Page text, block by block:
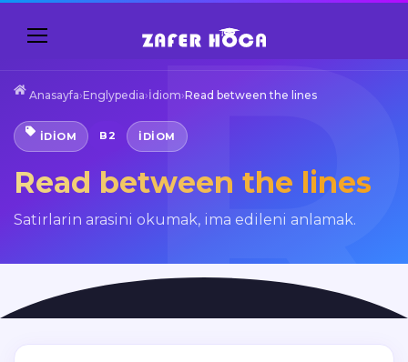
Anasayfa›Englypedia›İdiom›Read between the lines
İDIOM B2 IDIOM
Read between the lines
Satirlarin arasini okumak, ima edileni anlamak.